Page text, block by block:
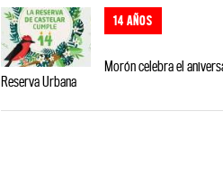
14 AÑOS
Morón celebra el
Reserva Urbana